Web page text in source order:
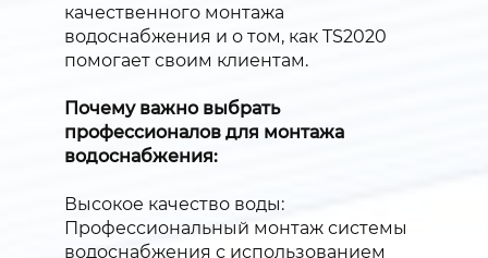
качественного монтажа
водоснабжения и о том, как TS2020
помогает своим клиентам.
Почему важно выбрать
профессионалов для монтажа
водоснабжения:
Высокое качество воды:
Профессиональный монтаж системы
водоснабжения с использованием